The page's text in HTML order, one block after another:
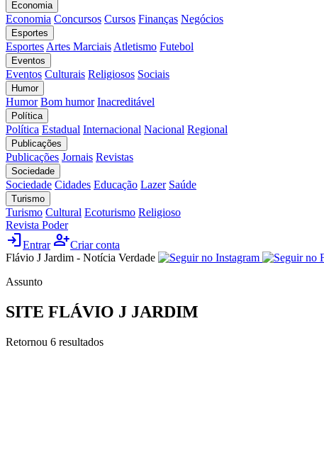
Economia
Economia Concursos Cursos Finanças Negócios
Esportes
Esportes Artes Marciais Atletismo Futebol
Eventos
Eventos Culturais Religiosos Sociais
Humor
Humor Bom humor Inacreditável
Política
Política Estadual Internacional Nacional Regional
Publicações
Publicações Jornais Revistas
Sociedade
Sociedade Cidades Educação Lazer Saúde
Turismo
Turismo Cultural Ecoturismo Religioso
Revista Poder
loginEntrar person_addCriar conta
Flávio J Jardim - Notícia Verdade
Assunto
SITE FLÁVIO J JARDIM
Retornou 6 resultados